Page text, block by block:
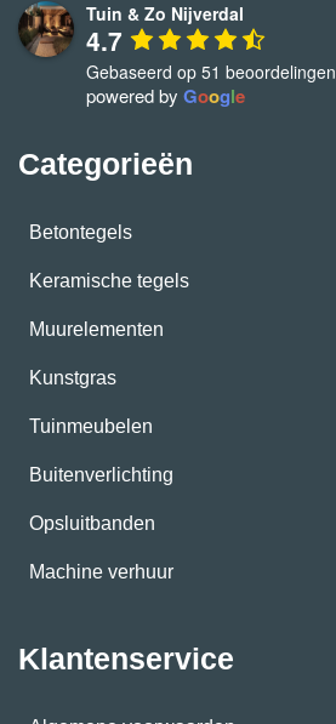
Tuin & Zo Nijverdal
4.7
Gebaseerd op 51 beoordelingen
powered by Google
Categorieën
Betontegels
Keramische tegels
Muurelementen
Kunstgras
Tuinmeubelen
Buitenverlichting
Opsluitbanden
Machine verhuur
Klantenservice